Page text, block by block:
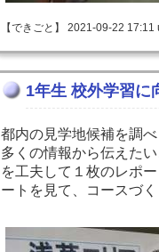
【できごと】 2021-09-22
1年生 校外学習に
都内の見学地候補を調
多くの情報から伝えた
を工夫して１枚のレポ
ートを見て、コースづ